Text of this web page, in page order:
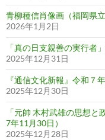
青柳種信肖像画（福岡県立
2026年1月2日
「真の日支親善の実行者
2025年12月31日
『通信文化新報』令和７
2025年12月30日
「元帥 木村武雄の思想
7年11月30日）
2025年12月28日